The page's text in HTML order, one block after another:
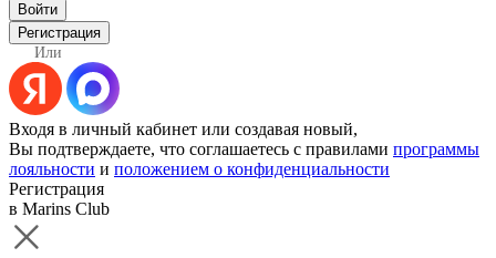
Войти
Регистрация
Или
Входя в личный кабинет или создавая новый,
Вы подтверждаете, что соглашаетесь с правилами программы
лояльности и положением о конфиденциальности
Регистрация
в Marins Club